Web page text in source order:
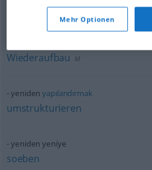
umgruppieren
Wiederaufbau M
yenidenyapılandırmak
umstrukturieren
yeniden yeniye
soeben
Mehr Optionen